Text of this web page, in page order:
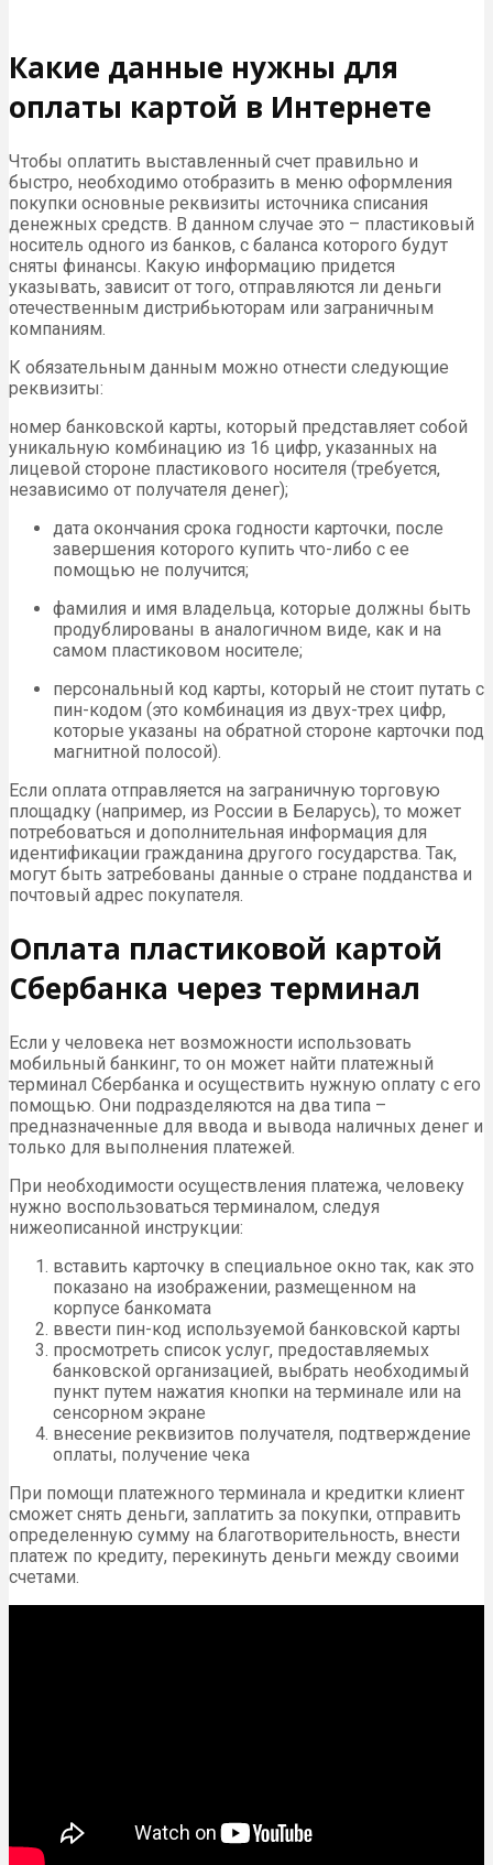
Какие данные нужны для
оплаты картой в Интернете
Чтобы оплатить выставленный счет правильно и
быстро, необходимо отобразить в меню оформления
покупки основные реквизиты источника списания
денежных средств. В данном случае это – пластиковый
носитель одного из банков, с баланса которого будут
сняты финансы. Какую информацию придется
указывать, зависит от того, отправляются ли деньги
отечественным дистрибьюторам или заграничным
компаниям.
К обязательным данным можно отнести следующие
реквизиты:
номер банковской карты, который представляет собой
уникальную комбинацию из 16 цифр, указанных на
лицевой стороне пластикового носителя (требуется,
независимо от получателя денег);
дата окончания срока годности карточки, после
завершения которого купить что-либо с ее
помощью не получится;
фамилия и имя владельца, которые должны быть
продублированы в аналогичном виде, как и на
самом пластиковом носителе;
персональный код карты, который не стоит путать с
пин-кодом (это комбинация из двух-трех цифр,
которые указаны на обратной стороне карточки под
магнитной полосой).
Если оплата отправляется на заграничную торговую
площадку (например, из России в Беларусь), то может
потребоваться и дополнительная информация для
идентификации гражданина другого государства. Так,
могут быть затребованы данные о стране подданства и
почтовый адрес покупателя.
Оплата пластиковой картой
Сбербанка через терминал
Если у человека нет возможности использовать
мобильный банкинг, то он может найти платежный
терминал Сбербанка и осуществить нужную оплату с его
помощью. Они подразделяются на два типа –
предназначенные для ввода и вывода наличных денег и
только для выполнения платежей.
При необходимости осуществления платежа, человеку
нужно воспользоваться терминалом, следуя
нижеописанной инструкции:
вставить карточку в специальное окно так, как это
показано на изображении, размещенном на
корпусе банкомата
ввести пин-код используемой банковской карты
просмотреть список услуг, предоставляемых
банковской организацией, выбрать необходимый
пункт путем нажатия кнопки на терминале или на
сенсорном экране
внесение реквизитов получателя, подтверждение
оплаты, получение чека
При помощи платежного терминала и кредитки клиент
сможет снять деньги, заплатить за покупки, отправить
определенную сумму на благотворительность, внести
платеж по кредиту, перекинуть деньги между своими
счетами.